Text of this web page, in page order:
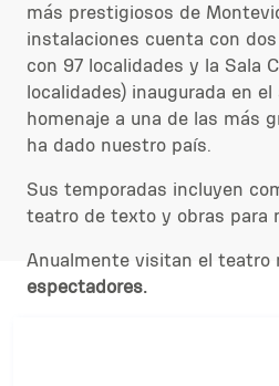
más prestigiosos de
instalaciones cuenta con
con 97 localidades y la Sala
localidades) inaugurada en
homenaje a una de las más
ha dado nuestro país.
Sus temporadas incluyen
teatro de texto y obras para
Anualmente visitan el teatro
espectadores.